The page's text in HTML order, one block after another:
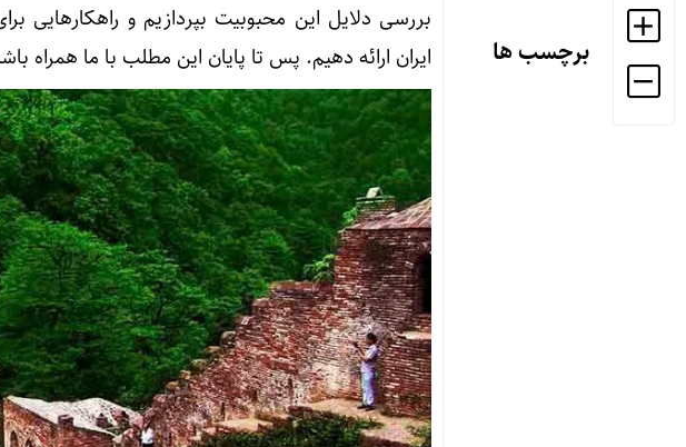
برچسب ها
بررسی دلایل این محبوبیت بپردازیم و
ایران ارائه دهیم. پس تا پایان این مطلب با ما همراه